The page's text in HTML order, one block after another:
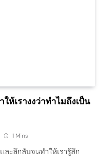
ห้เรางงว่าทำไมถึงเป็น
1 Mins
ละลึกลับจนทำให้เรารู้สึก